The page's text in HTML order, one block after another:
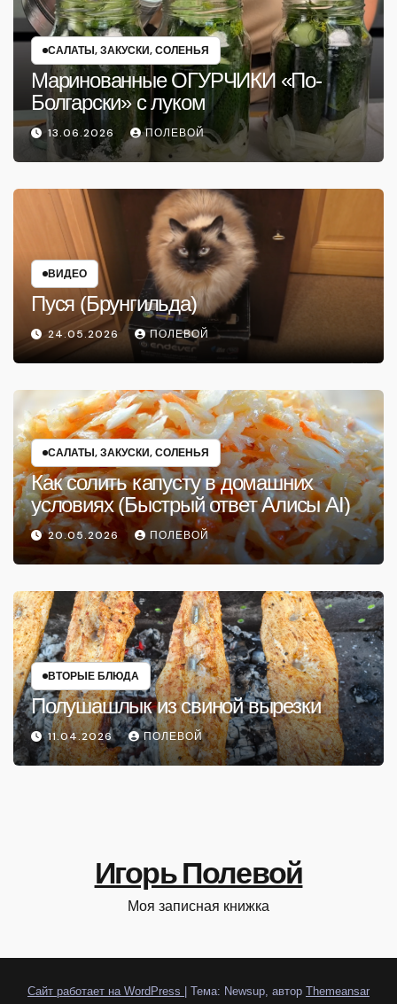
САЛАТЫ, ЗАКУСКИ, СОЛЕНЬЯ
Маринованные ОГУРЧИКИ «По-
Болгарски» с луком
13.06.2026 ПОЛЕВОЙ
ВИДЕО
Пуся (Брунгильда)
24.05.2026 ПОЛЕВОЙ
САЛАТЫ, ЗАКУСКИ, СОЛЕНЬЯ
Как солить капусту в домашних
условиях (Быстрый ответ Алисы AI)
20.05.2026 ПОЛЕВОЙ
ВТОРЫЕ БЛЮДА
Полушашлык из свиной вырезки
11.04.2026 ПОЛЕВОЙ
Игорь Полевой
Моя записная книжка
Сайт работает на WordPress Тема: Newsup, автор Themeansar